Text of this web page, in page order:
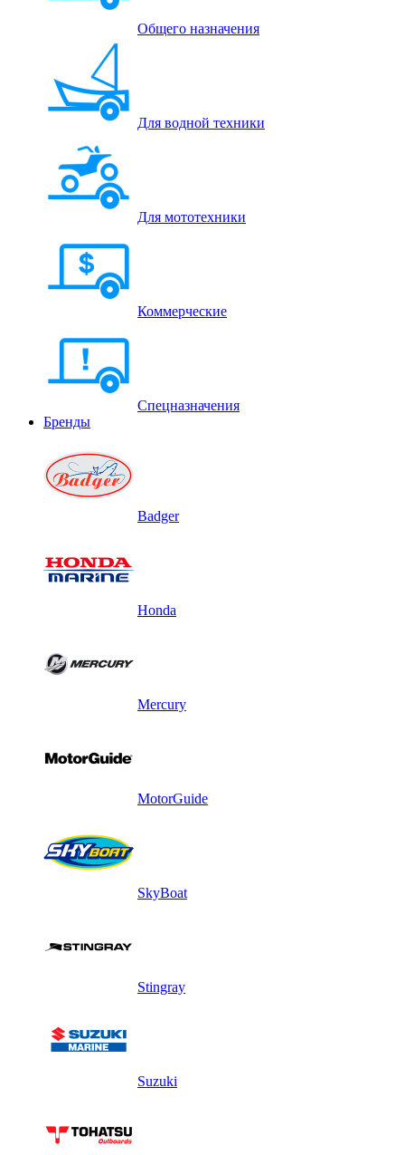
Общего назначения
Для водной техники
Для мототехники
Коммерческие
Спецназначения
Бренды
Badger
Honda
Mercury
MotorGuide
SkyBoat
Stingray
Suzuki